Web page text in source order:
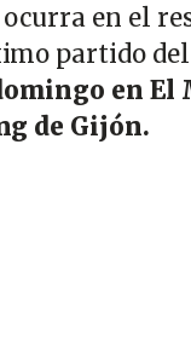
ocurra en el
partido
en El
de Gijón.